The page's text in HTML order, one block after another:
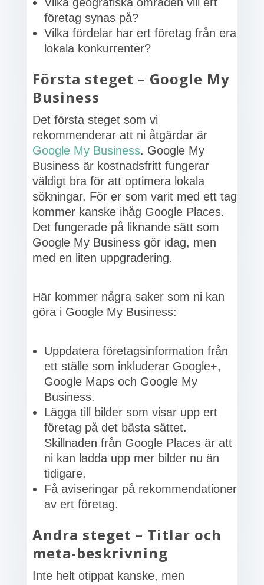
företag synas på?
Vilka fördelar har ert företag från era
lokala konkurrenter?
Första steget – Google My
Business
Det första steget som vi
rekommenderar att ni åtgärdar är
Google My Business. Google My
Business är kostnadsfritt fungerar
väldigt bra för att optimera lokala
sökningar. För er som varit med ett tag
kommer kanske ihåg Google Places.
Det fungerade på liknande sätt som
Google My Business gör idag, men
med en liten uppgradering.
Här kommer några saker som ni kan
göra i Google My Business:
Uppdatera företagsinformation från
ett ställe som inkluderar Google+,
Google Maps och Google My
Business.
Lägga till bilder som visar upp ert
företag på det bästa sättet.
Skillnaden från Google Places är att
ni kan ladda upp mer bilder nu än
tidigare.
Få aviseringar på rekommendationer
av ert företag.
Andra steget – Titlar och
meta-beskrivning
Inte helt otippat kanske, men